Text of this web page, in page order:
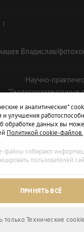
:
Владислав/
Научно-
"Геологоразведочные
сибирской
вызовов 2020 года" в
и аналитические*
улучшения
обработке данных вы
Политикой cookie-файлов.
файлы собирают
пользователей
ПРИНЯТЬ ВСЁ
только Технические